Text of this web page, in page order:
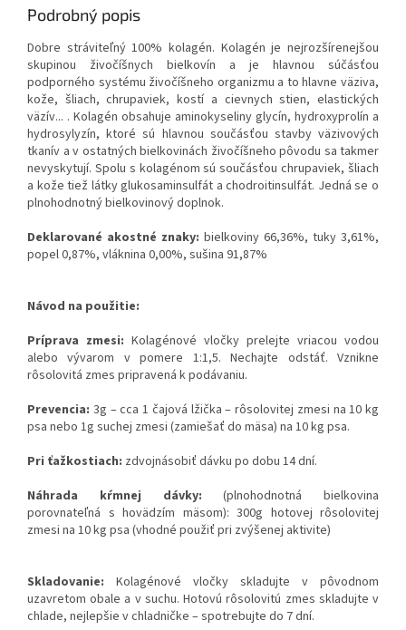
Podrobný popis
Dobre stráviteľný 100% kolagén. Kolagén je nejrozšírenejšou
skupinou živočíšnych bielkovín a je hlavnou súčásťou
podporného systému živočíšneho organizmu a to hlavne väziva,
kože, šliach, chrupaviek, kostí a cievnych stien, elastických
väzív... . Kolagén obsahuje aminokyseliny glycín, hydroxyprolín a
hydrosylyzín, ktoré sú hlavnou součásťou stavby väzivových
tkanív a v ostatných bielkovinách živočíšneho pôvodu sa takmer
nevyskytují. Spolu s kolagénom sú součásťou chrupaviek, šliach
a kože tiež látky glukosaminsulfát a chodroitinsulfát. Jedná se o
plnohodnotný bielkovinový doplnok.
Deklarované akostné znaky: bielkoviny 66,36%, tuky 3,61%,
popel 0,87%, vláknina 0,00%, sušina 91,87%
Návod na použitie:
Príprava zmesi: Kolagénové vločky prelejte vriacou vodou
alebo vývarom v pomere 1:1,5. Nechajte odstáť. Vznikne
rôsolovitá zmes pripravená k podávaniu.
Prevencia: 3g – cca 1 čajová lžička – rôsolovitej zmesi na 10 kg
psa nebo 1g suchej zmesi (zamiešať do mäsa) na 10 kg psa.
Pri ťažkostiach: zdvojnásobiť dávku po dobu 14 dní.
Náhrada kŕmnej dávky:(plnohodnotná bielkovina
porovnateľná s hovädzím mäsom): 300g hotovej rôsolovitej
zmesi na 10 kg psa (vhodné použiť pri zvýšenej aktivite)
Skladovanie: Kolagénové vločky skladujte v pôvodnom
uzavretom obale a v suchu. Hotovú rôsolovitú zmes skladujte v
chlade, nejlepšie v chladničke – spotrebujte do 7 dní.